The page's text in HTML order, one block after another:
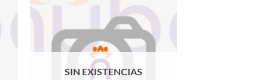
SIN EXISTENCIAS